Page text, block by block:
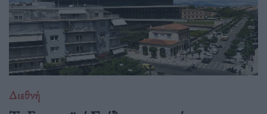
Διεθνή